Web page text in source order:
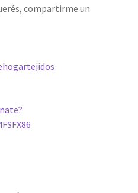
compartirme un